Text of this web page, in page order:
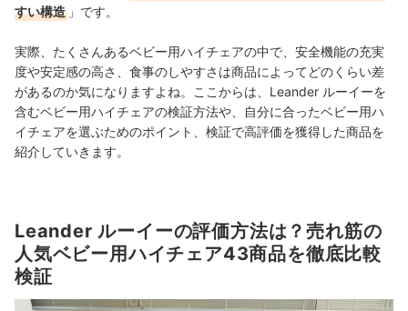
すい構造 」です。
実際、たくさんあるベビー用ハイチェアの中で、安全機能の充実
度や安定感の高さ、食事のしやすさは商品によってどのくらい差
があるのか気になりますよね。ここからは、Leander ルーイーを
含むベビー用ハイチェアの検証方法や、自分に合ったベビー用ハ
イチェアを選ぶためのポイント、検証で高評価を獲得した商品を
紹介していきます。
Leander ルーイーの評価方法は？売れ筋の
人気ベビー用ハイチェア43商品を徹底比較
検証